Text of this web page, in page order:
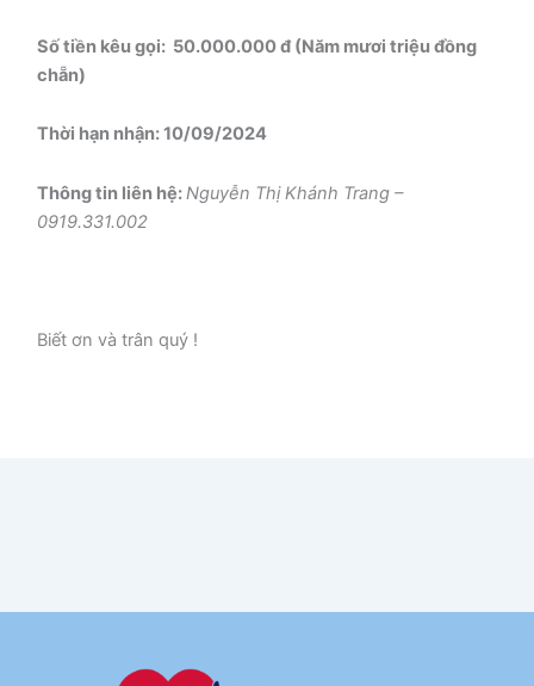
Số tiền kêu gọi: 50.000.000 đ (Năm mươi triệu đồng
chẵn)
Thời hạn nhận: 10/09/2024
Thông tin liên hệ:Nguyễn Thị Khánh Trang –
0919.331.002
Biết ơn và trân quý !